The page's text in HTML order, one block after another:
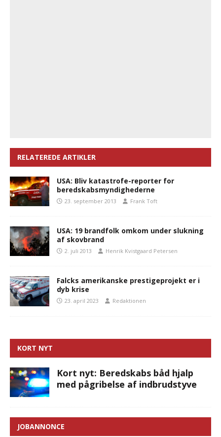
RELATEREDE ARTIKLER
USA: Bliv katastrofe-reporter for
beredskabsmyndighederne
23. september 2013 Frank Toft
USA: 19 brandfolk omkom under slukning
af skovbrand
2. juli 2013 Henrik Kvistgaard Petersen
Falcks amerikanske prestigeprojekt er i
dyb krise
23. april 2023 Redaktionen
KORT NYT
Kort nyt: Beredskabs båd hjalp
med pågribelse af indbrudstyve
JOBANNONCE